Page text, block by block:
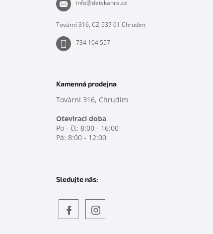
info@detskahra.cz
Tovární 316, CZ-537 01 Chrudim
734 104 557
Kamenná prodejna
Tovární 316, Chrudim
Otevírací doba
Po - čt: 8:00 - 16:00
Pá: 8:00 - 12:00
Sledujte nás: